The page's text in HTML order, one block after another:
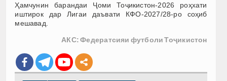
Ҳамчунин барандаи Ҷоми Тоҷикистон-2026 роҳхати
иштирок дар Лигаи даъвати КФО-2027/28-ро соҳиб
мешавад.
АКС: Федератсияи футболи Тоҷикистон